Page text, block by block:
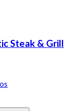
Steak & Grill